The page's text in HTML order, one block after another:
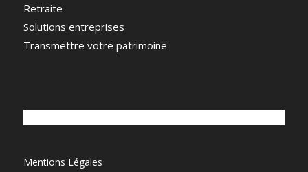
Retraite
Solutions entreprises
Transmettre votre patrimoine
Mentions Légales